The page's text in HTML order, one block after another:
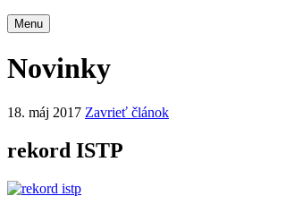
Menu
Novinky
18. máj 2017 Zavrieť článok
rekord ISTP